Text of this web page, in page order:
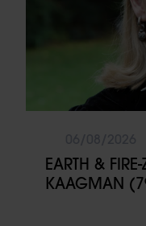
EARTH &
KAAGMAN